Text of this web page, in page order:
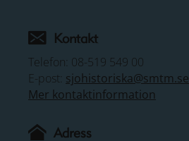
Kontakt
Telefon: 08-519 549 00
E-post: sjohistoriska@smtm.se
Mer kontaktinformation
Adress